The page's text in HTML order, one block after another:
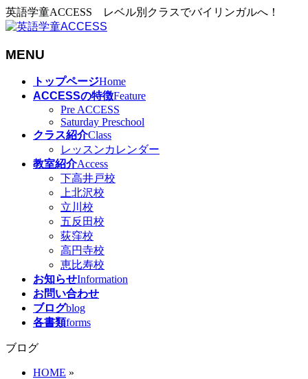
英語学童ACCESS レベル別クラスでバイリンガルへ！
MENU
トップページHome
ACCESSの特徴Feature
Pre ACCESS
Saturday Preschool
クラス紹介Class
レッスンカレンダー
教室紹介Access
下高井戸校
上北沢校
立川校
五反田校
荻窪校
高円寺校
恵比寿校
お知らせInformation
お問い合わせ
ブログblog
各書類forms
ブログ
HOME »